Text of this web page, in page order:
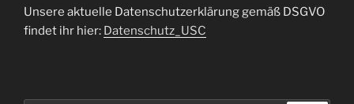
Unsere aktuelle Datenschutzerklärung gemäß DSGVO
findet ihr hier: Datenschutz_USC